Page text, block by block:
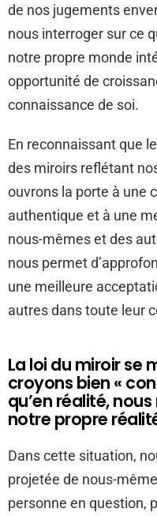
de nos jugements
nous interroger sur ce
notre propre monde
opportunité de
connaissance de soi.
En reconnaissant que
des miroirs reflétant
ouvrons la porte à une
authentique et à une
nous-mêmes et des
nous permet
une meilleure
autres dans toute leur
La loi du miroir se
croyons bien «
qu’en réalité,
notre propre
Dans cette situation,
projetée de nous-
personne en question,